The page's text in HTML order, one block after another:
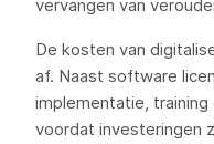
vervangen van
De kosten van
af. Naast software
implementatie,
voordat investeringen